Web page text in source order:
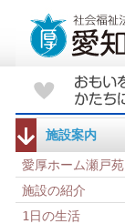
施設案内
愛厚ホーム瀬戸苑
施設の紹介
1日の生活